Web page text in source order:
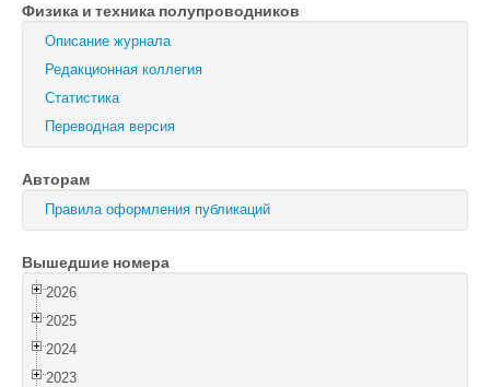
Журнал технической физики
Письма в Журнал технической физики
Физика твердого тела
Физика и техника полупроводников
Оптика и спектроскопия
Поиск
Войти
Физика и техника полупроводников
Описание журнала
Редакционная коллегия
Статистика
Переводная версия
Авторам
Правила оформления публикаций
Вышедшие номера
2026
2025
2024
2023